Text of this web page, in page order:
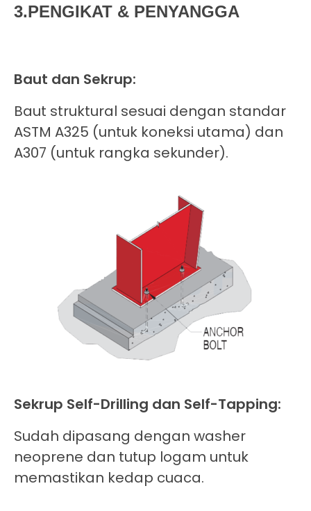
3.PENGIKAT & PENYANGGA
Baut dan Sekrup:
Baut struktural sesuai dengan standar
ASTM A325 (untuk koneksi utama) dan
A307 (untuk rangka sekunder).
Sekrup Self-Drilling dan Self-Tapping:
Sudah dipasang dengan washer
neoprene dan tutup logam untuk
memastikan kedap cuaca.